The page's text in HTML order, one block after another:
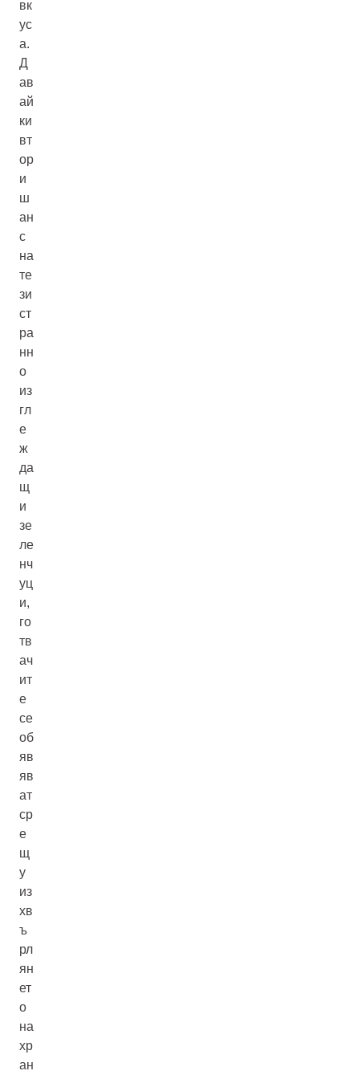
вк
ус
а.
Д
ав
ай
ки
вт
ор
и
ш
ан
с
на
те
зи
ст
ра
нн
о
из
гл
е
ж
да
щ
и
зе
ле
нч
уц
и,
го
тв
ач
ит
е
се
об
яв
яв
ат
ср
е
щ
у
из
хв
ъ
рл
ян
ет
о
на
хр
ан